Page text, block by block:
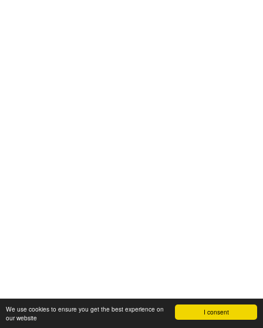
I consent
We use cookies to ensure you get the best experience on
our website